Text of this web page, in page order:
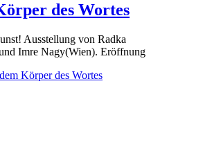
des Wortes
Ausstellung von Radka
Imre Nagy(Wien). Eröffnung
Körper des Wortes